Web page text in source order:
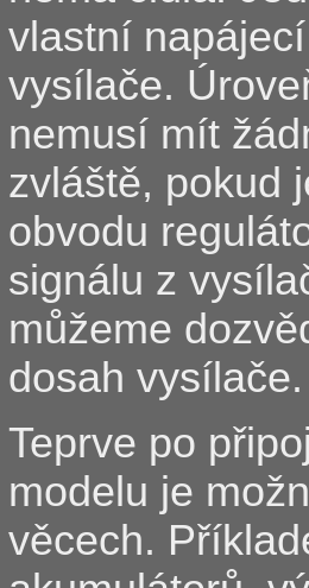
vlastní
vysílače.
nemusí mít
zvláště, pokud
obvodu
signálu z
můžeme
dosah vysílače.
Teprve po
modelu je
věcech.